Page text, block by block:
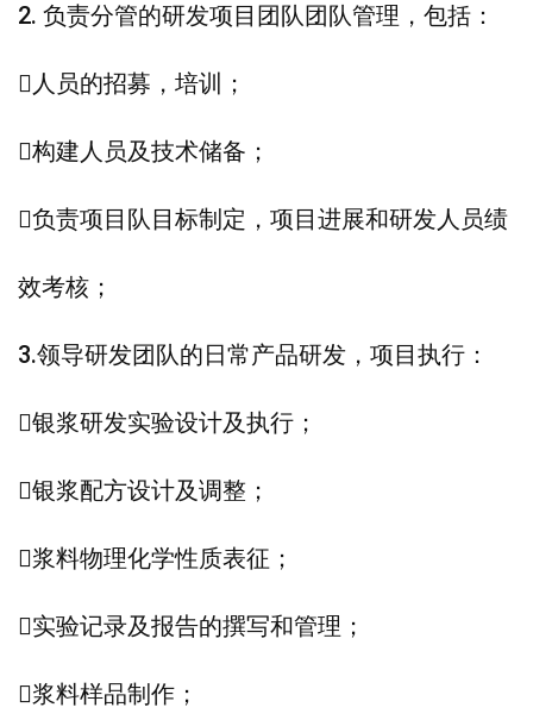
2. 负责分管的研发项目团队团队管理，包括：
人员的招募，培训；
构建人员及技术储备；
负责项目队目标制定，项目进展和研发人员绩
效考核；
3.领导研发团队的日常产品研发，项目执行：
银浆研发实验设计及执行；
银浆配方设计及调整；
浆料物理化学性质表征；
实验记录及报告的撰写和管理；
浆料样品制作；